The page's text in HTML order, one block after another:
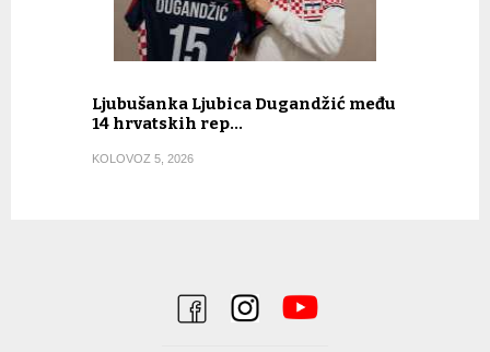
Ljubušanka Ljubica Dugandžić među
14 hrvatskih rep…
KOLOVOZ 5, 2026